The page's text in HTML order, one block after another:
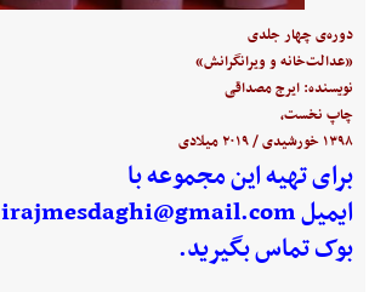
دوره‌ی چهار جلدی
«عدالت‌خانه و ویرانگرانش»
نویسنده: ایرج مصداقی
چاپ نخست،
۱۳۹۸ خورشیدی / ۲۰۱۹ میلادی
برای تهیه این مجموعه با
ایمیلirajmesdaghi@gmail.com
بوک تماس بگیرید.